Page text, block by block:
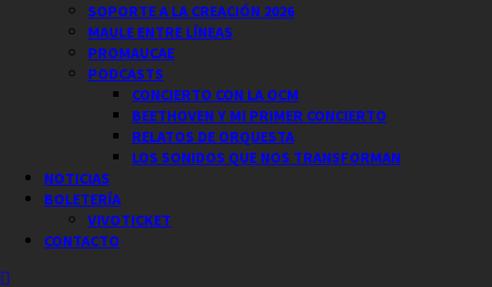
SOPORTE A LA CREACIÓN 2026
MAULE ENTRE LÍNEAS
PROMAUCAE
PODCASTS
CONCIERTO CON LA OCM
BEETHOVEN Y MI PRIMER CONCIERTO
RELATOS DE ORQUESTA
LOS SONIDOS QUE NOS TRANSFORMAN
NOTICIAS
BOLETERÍA
VIVOTICKET
CONTACTO